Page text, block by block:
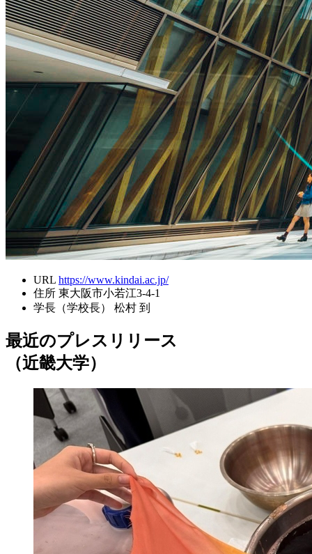
URL https://www.kindai.ac.jp/
住所 東大阪市小若江3-4-1
学長（学校長）
松村 到
最近のプレスリリース
（近畿大学）